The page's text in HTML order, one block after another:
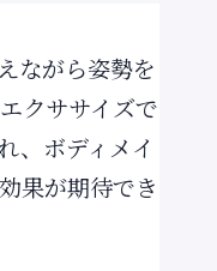
ながら姿勢を
クササイズで
、ボディメイ
果が期待でき